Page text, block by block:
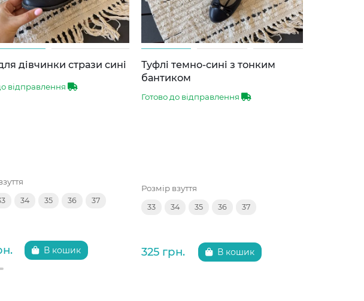
дівчинки стрази сині
відправлення
34 35 36 37
В кошик
Туфлі темно-сині з тонким
бантиком
Готово до відправлення
Розмір взуття
33 34 35 36 37
325 грн. В кошик